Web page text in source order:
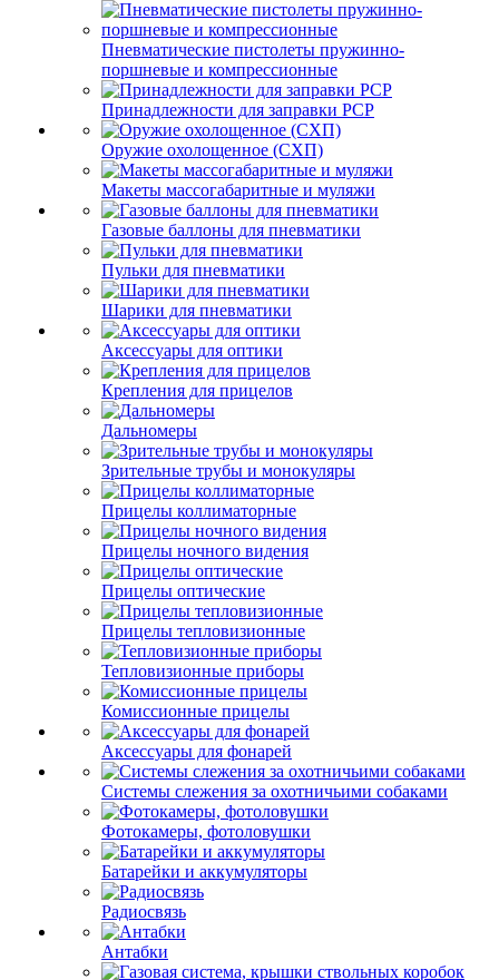
Пневматические пистолеты пружинно-
поршневые и компрессионные
Принадлежности для заправки PCP
Оружие охолощенное (СХП)
Макеты массогабаритные и муляжи
Газовые баллоны для пневматики
Пульки для пневматики
Шарики для пневматики
Аксессуары для оптики
Крепления для прицелов
Дальномеры
Зрительные трубы и монокуляры
Прицелы коллиматорные
Прицелы ночного видения
Прицелы оптические
Прицелы тепловизионные
Тепловизионные приборы
Комиссионные прицелы
Аксессуары для фонарей
Системы слежения за охотничьими собаками
Фотокамеры, фотоловушки
Батарейки и аккумуляторы
Радиосвязь
Антабки